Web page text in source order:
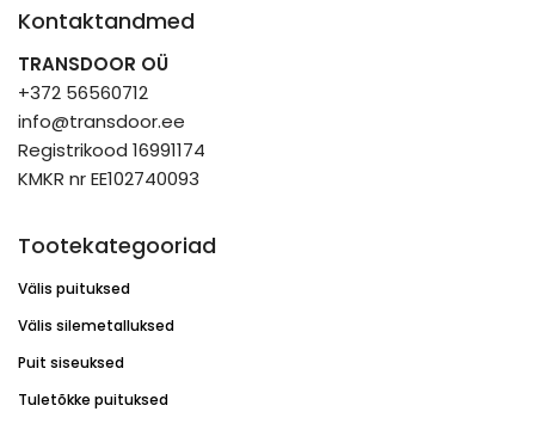
Kontaktandmed
TRANSDOOR OÜ
+372 56560712
info@transdoor.ee
Registrikood 16991174
KMKR nr EE102740093
Tootekategooriad
Välis puituksed
Välis silemetalluksed
Puit siseuksed
Tuletõkke puituksed